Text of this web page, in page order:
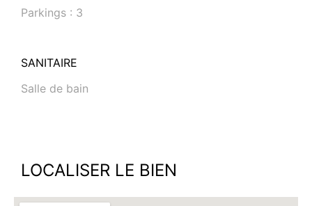
Parkings : 3
SANITAIRE
Salle de bain
LOCALISER LE BIEN